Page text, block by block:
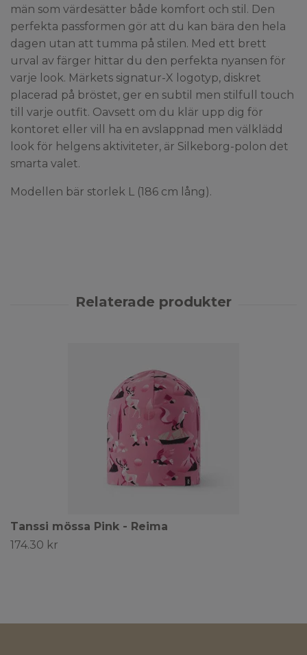
män som värdesätter både komfort och stil. Den
perfekta passformen gör att du kan bära den hela
dagen utan att tumma på stilen. Med ett brett
urval av färger hittar du den perfekta nyansen för
varje look. Märkets signatur-X logotyp, diskret
placerad på bröstet, ger en subtil men stilfull touch
till varje outfit. Oavsett om du klär upp dig för
kontoret eller vill ha en avslappnad men välklädd
look för helgens aktiviteter, är Silkeborg-polon det
smarta valet.
Modellen bär storlek L (186 cm lång).
Tanssi mössa Pink - Reima
174.30 kr